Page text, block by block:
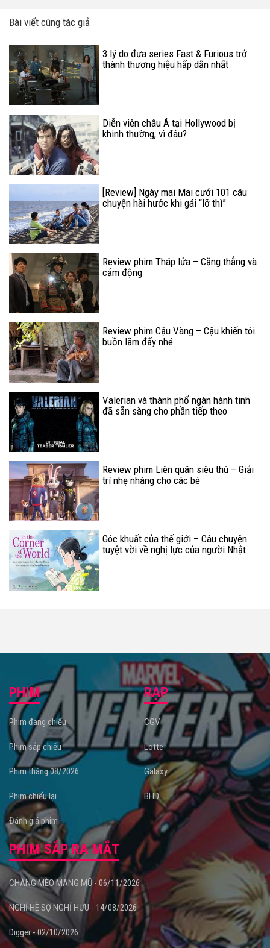
Bài viết cùng tác giả
3 lý do đưa series Fast & Furious trở
thành thương hiệu hấp dẫn nhất
Diễn viên châu Á tại Hollywood bị
khinh thường, vì đâu?
[Review] Ngày mai Mai cưới 101 câu
chuyện hài hước khi gái “lỡ thì”
Review phim Tháp lửa – Căng thẳng và
cảm động
Review phim Cậu Vàng – Cậu khiến tôi
buồn lắm đấy nhé
Valerian và thành phố ngàn hành tinh
đã sẵn sàng cho phần tiếp theo
Review phim Liên quân siêu thú – Giải
trí nhẹ nhàng cho các bé
Góc khuất của thế giới – Câu chuyện
tuyệt vời về nghị lực của người Nhật
PHIM
Phim đang chiếu
Phim sắp chiếu
Phim tháng 08/2026
Phim chiếu lại
Đánh giá phim
RẠP
CGV
Lotte
Galaxy
BHD
PHIM SẮP RA MẮT
CHÀNG MÈO MANG MŨ - 06/11/2026
NGHỈ HÈ SỢ NGHỈ HƯU - 14/08/2026
Digger - 02/10/2026